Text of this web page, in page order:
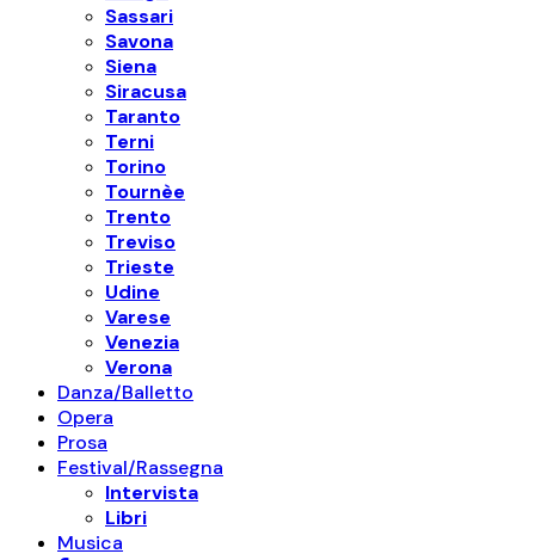
Sassari
Savona
Siena
Siracusa
Taranto
Terni
Torino
Tournèe
Trento
Treviso
Trieste
Udine
Varese
Venezia
Verona
Danza/Balletto
Opera
Prosa
Festival/Rassegna
Intervista
Libri
Musica